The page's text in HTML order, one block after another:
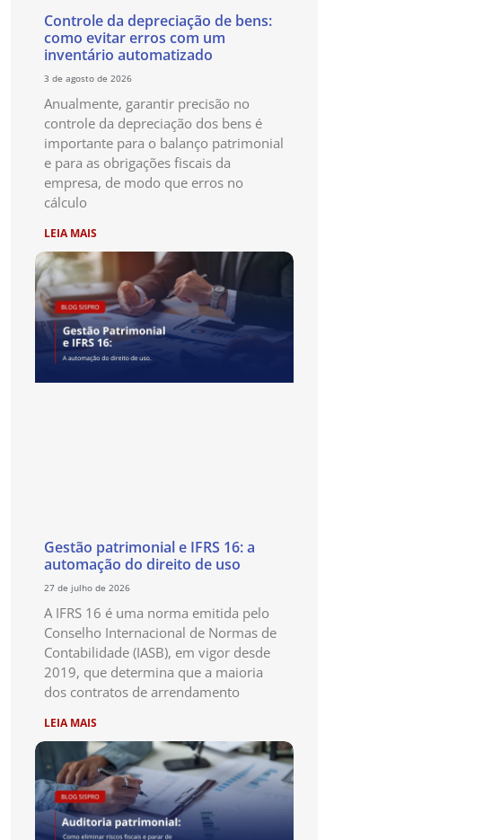
Controle da depreciação de bens:
como evitar erros com um
inventário automatizado
3 de agosto de 2026
Anualmente, garantir precisão no
controle da depreciação dos bens é
importante para o balanço patrimonial
e para as obrigações fiscais da
empresa, de modo que erros no
cálculo
LEIA MAIS
Gestão patrimonial e IFRS 16: a
automação do direito de uso
27 de julho de 2026
A IFRS 16 é uma norma emitida pelo
Conselho Internacional de Normas de
Contabilidade (IASB), em vigor desde
2019, que determina que a maioria
dos contratos de arrendamento
LEIA MAIS